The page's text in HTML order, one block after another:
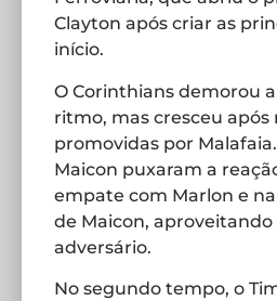
Clayton após criar as
início.
O Corinthians demorou
ritmo, mas cresceu após
promovidas por
Maicon puxaram a
empate com Marlon e
de Maicon,
adversário.
No segundo tempo, o